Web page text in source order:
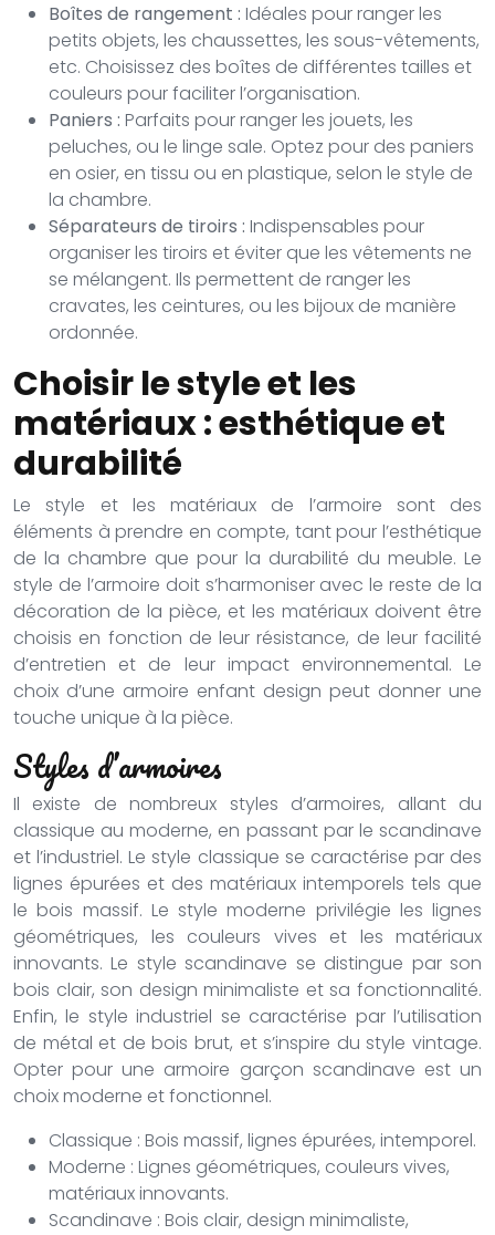
Boîtes de rangement : Idéales pour ranger les
petits objets, les chaussettes, les sous-vêtements,
etc. Choisissez des boîtes de différentes tailles et
couleurs pour faciliter l’organisation.
Paniers : Parfaits pour ranger les jouets, les
peluches, ou le linge sale. Optez pour des paniers
en osier, en tissu ou en plastique, selon le style de
la chambre.
Séparateurs de tiroirs : Indispensables pour
organiser les tiroirs et éviter que les vêtements ne
se mélangent. Ils permettent de ranger les
cravates, les ceintures, ou les bijoux de manière
ordonnée.
Choisir le style et les
matériaux : esthétique et
durabilité
Le style et les matériaux de l’armoire sont des
éléments à prendre en compte, tant pour l’esthétique
de la chambre que pour la durabilité du meuble. Le
style de l’armoire doit s’harmoniser avec le reste de la
décoration de la pièce, et les matériaux doivent être
choisis en fonction de leur résistance, de leur facilité
d’entretien et de leur impact environnemental. Le
choix d’une armoire enfant design peut donner une
touche unique à la pièce.
Styles d’armoires
Il existe de nombreux styles d’armoires, allant du
classique au moderne, en passant par le scandinave
et l’industriel. Le style classique se caractérise par des
lignes épurées et des matériaux intemporels tels que
le bois massif. Le style moderne privilégie les lignes
géométriques, les couleurs vives et les matériaux
innovants. Le style scandinave se distingue par son
bois clair, son design minimaliste et sa fonctionnalité.
Enfin, le style industriel se caractérise par l’utilisation
de métal et de bois brut, et s’inspire du style vintage.
Opter pour une armoire garçon scandinave est un
choix moderne et fonctionnel.
Classique : Bois massif, lignes épurées, intemporel.
Moderne : Lignes géométriques, couleurs vives,
matériaux innovants.
Scandinave : Bois clair, design minimaliste,